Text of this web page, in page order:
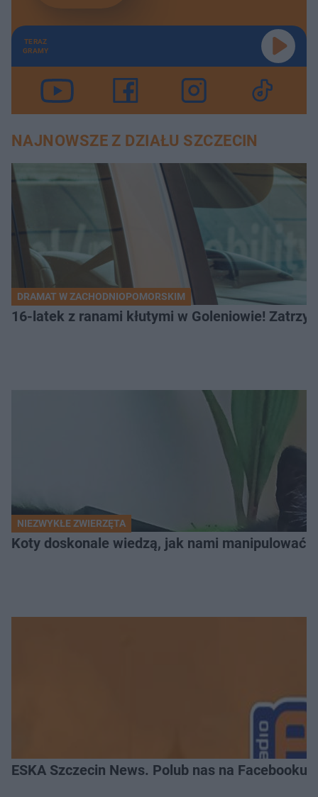
TERAZ
GRAMY
NAJNOWSZE Z DZIAŁU SZCZECIN
DRAMAT W ZACHODNIOPOMORSKIM
16-latek z ranami kłutymi w Goleniowie!
NIEZWYKŁE ZWIERZĘTA
Koty doskonale wiedzą, jak nami
ESKA Szczecin News. Polub nas na Facebooku!